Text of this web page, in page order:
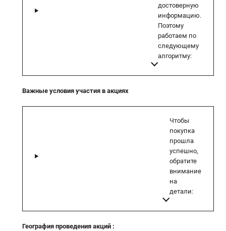
достоверную
информацию.
Поэтому
работаем по
следующему
алгоритму:
Важные условия участия в акциях
Чтобы
покупка
прошла
успешно,
обратите
внимание
на
детали:
География проведения акций :